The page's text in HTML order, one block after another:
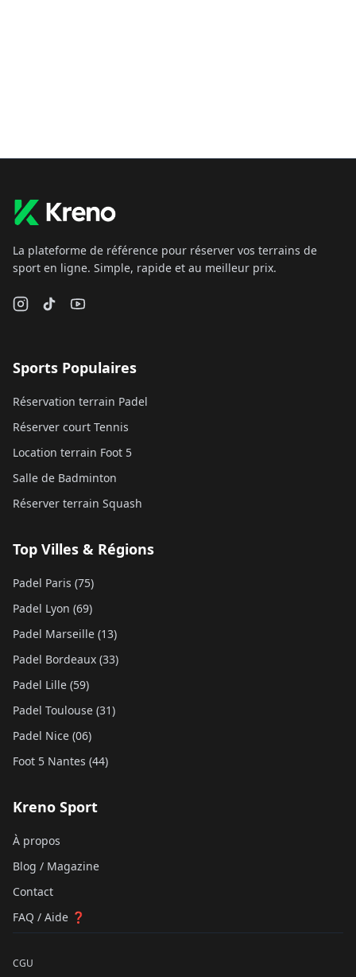
La plateforme de référence pour réserver vos terrains de
sport en ligne. Simple, rapide et au meilleur prix.
Sports Populaires
Réservation terrain Padel
Réserver court Tennis
Location terrain Foot 5
Salle de Badminton
Réserver terrain Squash
Top Villes & Régions
Padel Paris (75)
Padel Lyon (69)
Padel Marseille (13)
Padel Bordeaux (33)
Padel Lille (59)
Padel Toulouse (31)
Padel Nice (06)
Foot 5 Nantes (44)
Kreno Sport
À propos
Blog / Magazine
Contact
FAQ / Aide ❓
CGU